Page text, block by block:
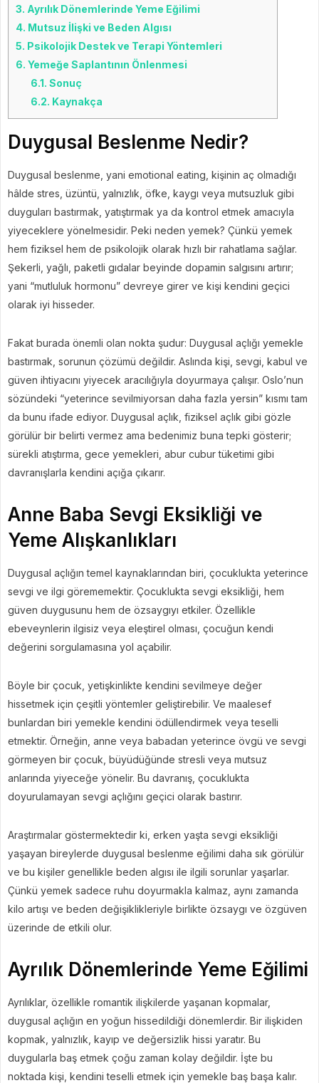
3. Ayrılık Dönemlerinde Yeme Eğilimi
4. Mutsuz İlişki ve Beden Algısı
5. Psikolojik Destek ve Terapi Yöntemleri
6. Yemeğe Saplantının Önlenmesi
6.1. Sonuç
6.2. Kaynakça
Duygusal Beslenme Nedir?
Duygusal beslenme, yani emotional eating, kişinin aç olmadığı
hâlde stres, üzüntü, yalnızlık, öfke, kaygı veya mutsuzluk gibi
duyguları bastırmak, yatıştırmak ya da kontrol etmek amacıyla
yiyeceklere yönelmesidir. Peki neden yemek? Çünkü yemek
hem fiziksel hem de psikolojik olarak hızlı bir rahatlama sağlar.
Şekerli, yağlı, paketli gıdalar beyinde dopamin salgısını artırır;
yani “mutluluk hormonu” devreye girer ve kişi kendini geçici
olarak iyi hisseder.
Fakat burada önemli olan nokta şudur: Duygusal açlığı yemekle
bastırmak, sorunun çözümü değildir. Aslında kişi, sevgi, kabul ve
güven ihtiyacını yiyecek aracılığıyla doyurmaya çalışır. Oslo’nun
sözündeki “yeterince sevilmiyorsan daha fazla yersin” kısmı tam
da bunu ifade ediyor. Duygusal açlık, fiziksel açlık gibi gözle
görülür bir belirti vermez ama bedenimiz buna tepki gösterir;
sürekli atıştırma, gece yemekleri, abur cubur tüketimi gibi
davranışlarla kendini açığa çıkarır.
Anne Baba Sevgi Eksikliği ve
Yeme Alışkanlıkları
Duygusal açlığın temel kaynaklarından biri, çocuklukta yeterince
sevgi ve ilgi görememektir. Çocuklukta sevgi eksikliği, hem
güven duygusunu hem de özsaygıyı etkiler. Özellikle
ebeveynlerin ilgisiz veya eleştirel olması, çocuğun kendi
değerini sorgulamasına yol açabilir.
Böyle bir çocuk, yetişkinlikte kendini sevilmeye değer
hissetmek için çeşitli yöntemler geliştirebilir. Ve maalesef
bunlardan biri yemekle kendini ödüllendirmek veya teselli
etmektir. Örneğin, anne veya babadan yeterince övgü ve sevgi
görmeyen bir çocuk, büyüdüğünde stresli veya mutsuz
anlarında yiyeceğe yönelir. Bu davranış, çocuklukta
doyurulamayan sevgi açlığını geçici olarak bastırır.
Araştırmalar göstermektedir ki, erken yaşta sevgi eksikliği
yaşayan bireylerde duygusal beslenme eğilimi daha sık görülür
ve bu kişiler genellikle beden algısı ile ilgili sorunlar yaşarlar.
Çünkü yemek sadece ruhu doyurmakla kalmaz, aynı zamanda
kilo artışı ve beden değişiklikleriyle birlikte özsaygı ve özgüven
üzerinde de etkili olur.
Ayrılık Dönemlerinde Yeme Eğilimi
Ayrılıklar, özellikle romantik ilişkilerde yaşanan kopmalar,
duygusal açlığın en yoğun hissedildiği dönemlerdir. Bir ilişkiden
kopmak, yalnızlık, kayıp ve değersizlik hissi yaratır. Bu
duygularla baş etmek çoğu zaman kolay değildir. İşte bu
noktada kişi, kendini teselli etmek için yemekle baş başa kalır.